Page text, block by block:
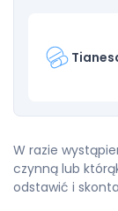
W razie
czynną lub
odstawić i